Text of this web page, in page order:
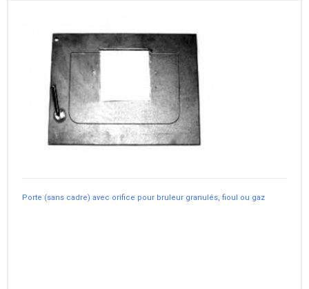
Porte (sans cadre) avec orifice pour bruleur granulés, fioul ou gaz